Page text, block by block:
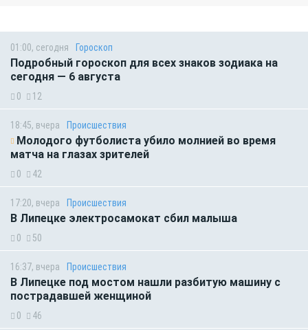
01:00, сегодня Гороскоп
Подробный гороскоп для всех знаков зодиака на
сегодня — 6 августа
0 12
18:45, вчера Происшествия
Молодого футболиста убило молнией во время
матча на глазах зрителей
0 42
17:20, вчера Происшествия
В Липецке электросамокат сбил малыша
0 50
16:37, вчера Происшествия
В Липецке под мостом нашли разбитую машину с
пострадавшей женщиной
0 46